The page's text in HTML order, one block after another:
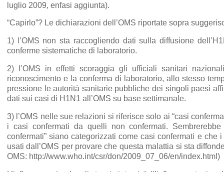
luglio 2009, enfasi aggiunta).
“Capirlo”? Le dichiarazioni dell’OMS riportate sopra
1) l’OMS non sta raccogliendo dati sulla diffusione
conferme sistematiche di laboratorio.
2) l’OMS in effetti scoraggia gli ufficiali sanitari
riconoscimento e la conferma di laboratorio, allo stesso
pressione le autorità sanitarie pubbliche dei singoli paesi
dati sui casi di H1N1 all’OMS su base settimanale.
3) l’OMS nelle sue relazioni si riferisce solo ai “casi
i casi confermati da quelli non confermati.
confermati” siano categorizzati come casi confermati e che
usati dall’OMS per provare che questa malattia si sta
OMS: http://www.who.int/csr/don/2009_07_06/en/index.html)